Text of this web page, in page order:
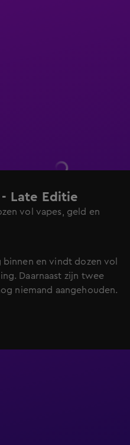
Late Editie
vol vapes, geld en
en vindt dozen vol
Daarnaast zijn twee
niemand aangehouden.